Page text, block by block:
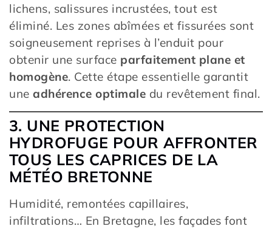
lichens, salissures incrustées, tout est
éliminé. Les zones abîmées et fissurées sont
soigneusement reprises à l’enduit pour
obtenir une surface parfaitement plane et
homogène. Cette étape essentielle garantit
une adhérence optimale du revêtement final.
3. UNE PROTECTION
HYDROFUGE POUR AFFRONTER
TOUS LES CAPRICES DE LA
MÉTÉO BRETONNE
Humidité, remontées capillaires,
infiltrations… En Bretagne, les façades font